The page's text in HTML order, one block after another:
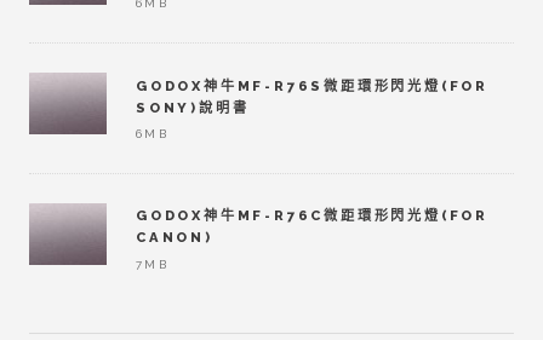
6MB
GODOX神牛MF-R76S微距環形閃光燈(FOR
SONY)說明書
6MB
GODOX神牛MF-R76C微距環形閃光燈(FOR
CANON)
7MB